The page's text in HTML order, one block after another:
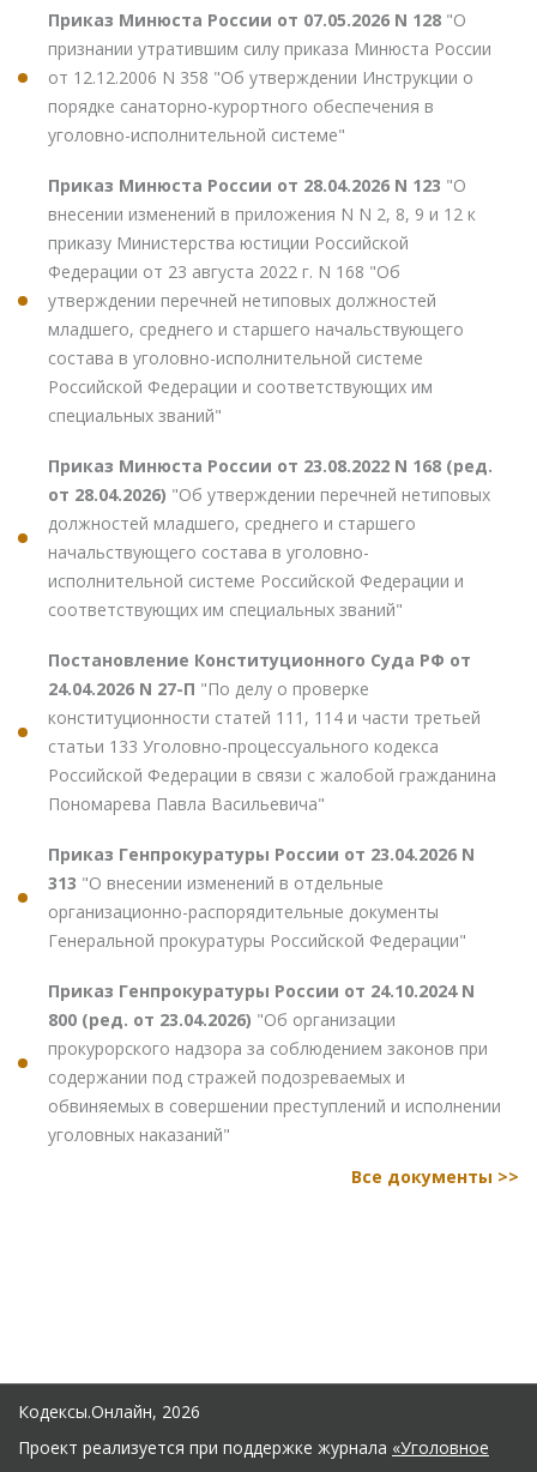
Приказ Минюста России от 07.05.2026 N 128 "О
признании утратившим силу приказа Минюста России
от 12.12.2006 N 358 "Об утверждении Инструкции о
порядке санаторно-курортного обеспечения в
уголовно-исполнительной системе"
Приказ Минюста России от 28.04.2026 N 123 "О
внесении изменений в приложения N N 2, 8, 9 и 12 к
приказу Министерства юстиции Российской
Федерации от 23 августа 2022 г. N 168 "Об
утверждении перечней нетиповых должностей
младшего, среднего и старшего начальствующего
состава в уголовно-исполнительной системе
Российской Федерации и соответствующих им
специальных званий"
Приказ Минюста России от 23.08.2022 N 168 (ред.
от 28.04.2026) "Об утверждении перечней нетиповых
должностей младшего, среднего и старшего
начальствующего состава в уголовно-
исполнительной системе Российской Федерации и
соответствующих им специальных званий"
Постановление Конституционного Суда РФ от
24.04.2026 N 27-П "По делу о проверке
конституционности статей 111, 114 и части третьей
статьи 133 Уголовно-процессуального кодекса
Российской Федерации в связи с жалобой гражданина
Пономарева Павла Васильевича"
Приказ Генпрокуратуры России от 23.04.2026 N
313 "О внесении изменений в отдельные
организационно-распорядительные документы
Генеральной прокуратуры Российской Федерации"
Приказ Генпрокуратуры России от 24.10.2024 N
800 (ред. от 23.04.2026) "Об организации
прокурорского надзора за соблюдением законов при
содержании под стражей подозреваемых и
обвиняемых в совершении преступлений и исполнении
уголовных наказаний"
Все документы >>
Кодексы.Онлайн, 2026
Проект реализуется при поддержке журнала «Уголовное